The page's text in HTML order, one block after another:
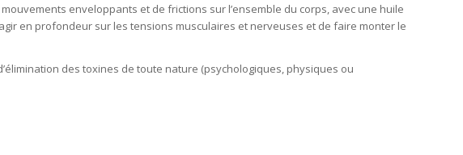
enveloppants et de frictions sur l’ensemble du corps, avec une huile
en profondeur sur les tensions musculaires et nerveuses et de faire monter le
des toxines de toute nature (psychologiques, physiques ou